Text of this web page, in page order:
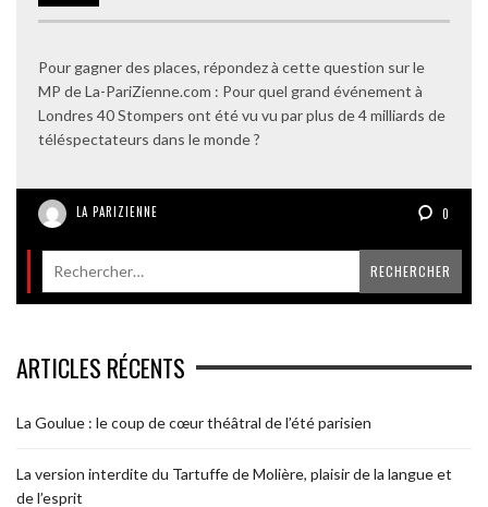
Pour gagner des places, répondez à cette question sur le
MP de La-PariZienne.com : Pour quel grand événement à
Londres 40 Stompers ont été vu vu par plus de 4 milliards de
téléspectateurs dans le monde ?
LA PARIZIENNE 0
ARTICLES RÉCENTS
La Goulue : le coup de cœur théâtral de l’été parisien
La version interdite du Tartuffe de Molière, plaisir de la langue et
de l’esprit